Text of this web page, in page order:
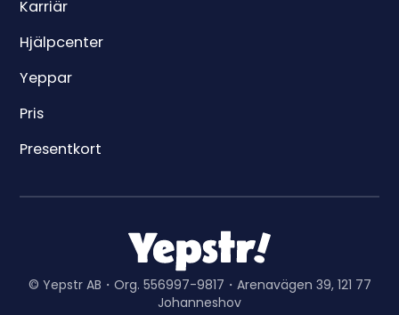
Karriär
Hjälpcenter
Yeppar
Pris
Presentkort
© Yepstr AB・Org. 556997-9817・Arenavägen 39, 121 77
Johanneshov